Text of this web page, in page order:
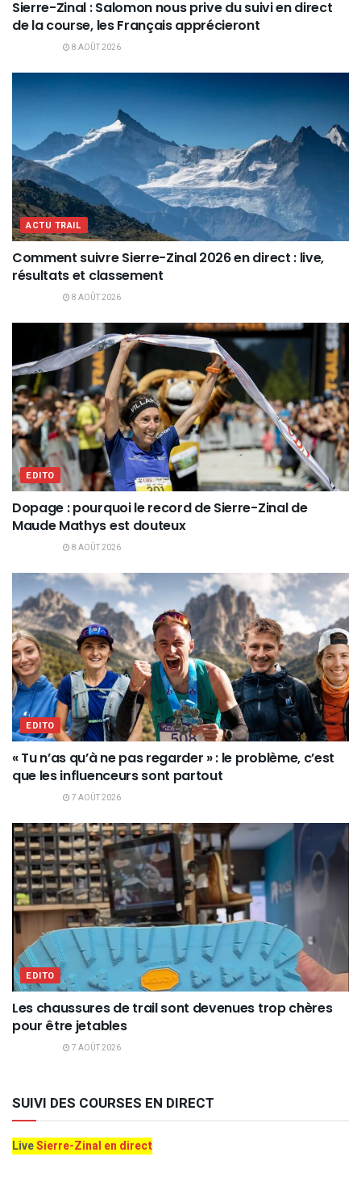
Sierre-Zinal : Salomon nous prive du suivi en direct
de la course, les Français apprécieront
8 AOÛT 2026
ACTU TRAIL
Comment suivre Sierre-Zinal 2026 en direct : live,
résultats et classement
8 AOÛT 2026
EDITO
Dopage : pourquoi le record de Sierre-Zinal de
Maude Mathys est douteux
8 AOÛT 2026
EDITO
« Tu n’as qu’à ne pas regarder » : le problème, c’est
que les influenceurs sont partout
7 AOÛT 2026
EDITO
Les chaussures de trail sont devenues trop chères
pour être jetables
7 AOÛT 2026
SUIVI DES COURSES EN DIRECT
LiveSierre-Zinal en direct